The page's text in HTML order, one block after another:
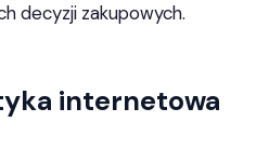
decyzji zakupowych.
internetowa